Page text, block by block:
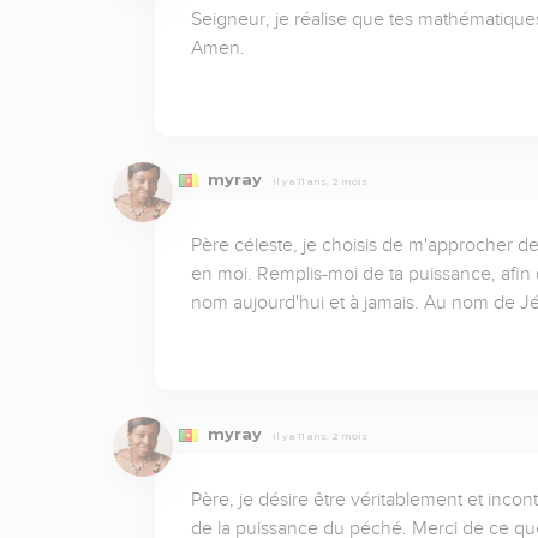
Seigneur, je réalise que tes
Amen.
myray Il y a 11 ans, 2 mois
Père céleste, je choisis de m'approcher
en moi. Remplis-moi de ta puissance,
nom aujourd'hui et à jamais. Au nom de
myray Il y a 11 ans, 2 mois
Père, je désire être véritablement et
de la puissance du péché. Merci de ce